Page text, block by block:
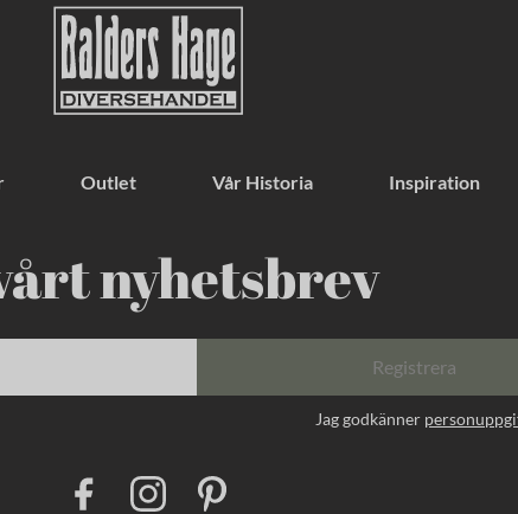
Outlet Vår Historia Inspiration
nyhetsbrev
Registrera
Jag godkänner
I
n